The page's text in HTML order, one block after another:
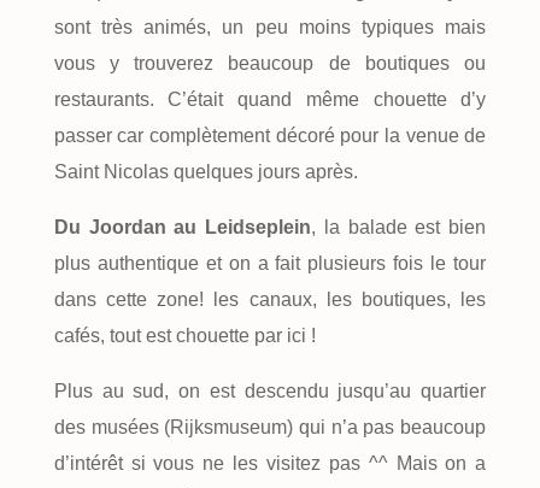
sont très animés, un peu moins typiques mais
vous y trouverez beaucoup de boutiques ou
restaurants. C’était quand même chouette d’y
passer car complètement décoré pour la venue de
Saint Nicolas quelques jours après.
Du Joordan au Leidseplein, la balade est bien
plus authentique et on a fait plusieurs fois le tour
dans cette zone! les canaux, les boutiques, les
cafés, tout est chouette par ici !
Plus au sud, on est descendu jusqu’au quartier
des musées (Rijksmuseum) qui n’a pas beaucoup
d’intérêt si vous ne les visitez pas ^^ Mais on a